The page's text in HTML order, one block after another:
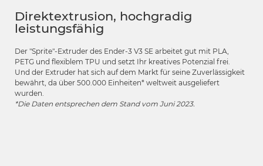
Direktextrusion, hochgradig
leistungsfähig
Der "Sprite"-Extruder des Ender-3 V3 SE arbeitet gut mit PLA,
PETG und flexiblem TPU und setzt Ihr kreatives Potenzial frei.
Und der Extruder hat sich auf dem Markt für seine Zuverlässigkeit
bewährt, da über 500.000 Einheiten* weltweit ausgeliefert
wurden.
*Die Daten entsprechen dem Stand vom Juni 2023.